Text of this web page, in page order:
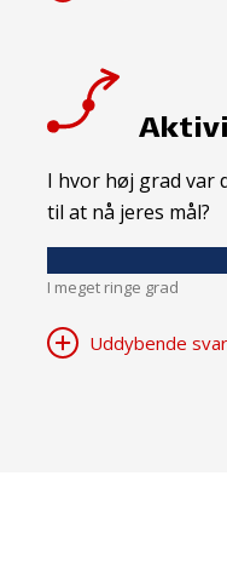
I hvor høj grad var
til at nå jeres mål?
I meget ringe grad
Uddybende svar